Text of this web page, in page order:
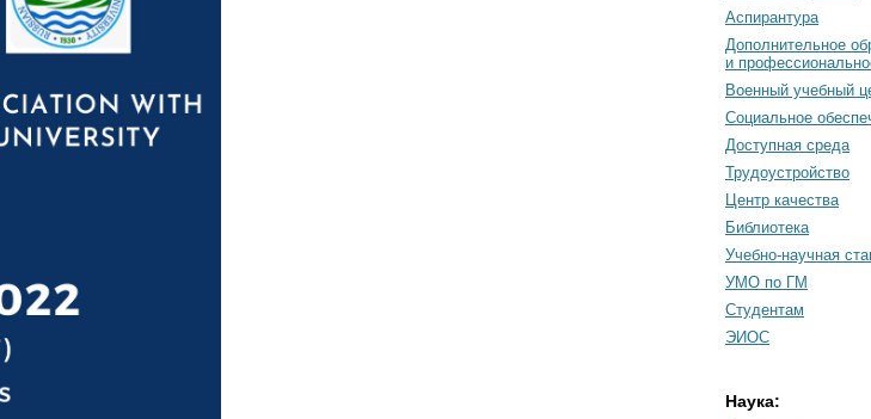
Аспирантура
Дополнительное
и
Военный учебный
Социальное
Доступная среда
Трудоустройство
Центр качества
Библиотека
Учебно-научная
УМО по ГМ
Студентам
ЭИОС
Наука: